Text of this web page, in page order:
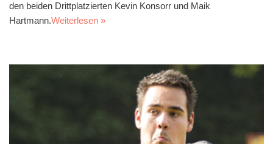
den beiden Drittplatzierten Kevin Konsorr und Maik
Hartmann.Weiterlesen »